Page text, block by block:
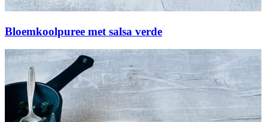
Bloemkoolpuree met salsa verde